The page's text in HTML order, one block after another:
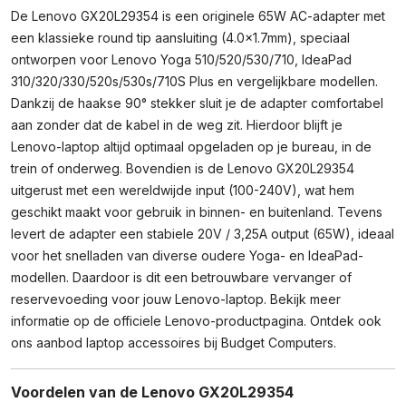
De Lenovo GX20L29354 is een originele 65W AC-adapter met
een klassieke round tip aansluiting (4.0×1.7mm), speciaal
ontworpen voor Lenovo Yoga 510/520/530/710, IdeaPad
310/320/330/520s/530s/710S Plus en vergelijkbare modellen.
Dankzij de haakse 90° stekker sluit je de adapter comfortabel
aan zonder dat de kabel in de weg zit. Hierdoor blijft je
Lenovo-laptop altijd optimaal opgeladen op je bureau, in de
trein of onderweg. Bovendien is de Lenovo GX20L29354
uitgerust met een wereldwijde input (100-240V), wat hem
geschikt maakt voor gebruik in binnen- en buitenland. Tevens
levert de adapter een stabiele 20V / 3,25A output (65W), ideaal
voor het snelladen van diverse oudere Yoga- en IdeaPad-
modellen. Daardoor is dit een betrouwbare vervanger of
reservevoeding voor jouw Lenovo-laptop. Bekijk meer
informatie op de officiele Lenovo-productpagina. Ontdek ook
ons aanbod laptop accessoires bij Budget Computers.
Voordelen van de Lenovo GX20L29354